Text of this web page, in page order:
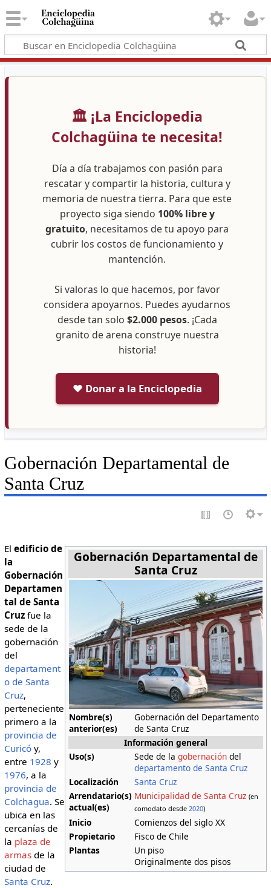
🏛️ ¡La Enciclopedia
Colchagüina te necesita!
Día a día trabajamos con pasión para
rescatar y compartir la historia, cultura y
memoria de nuestra tierra. Para que este
proyecto siga siendo 100% libre y
gratuito, necesitamos de tu apoyo para
cubrir los costos de funcionamiento y
mantención.
Si valoras lo que hacemos, por favor
considera apoyarnos. Puedes ayudarnos
desde tan solo $2.000 pesos. ¡Cada
granito de arena construye nuestra
historia!
❤️ Donar a la Enciclopedia
Gobernación Departamental de
Santa Cruz
Gobernación Departamental de
Santa Cruz
Nombre(s)
anterior(es)
Gobernación del Departamento
de Santa Cruz
Información general
Uso(s)
Sede de lagobernación del
departamento de Santa Cruz
Localización
Santa Cruz
Arrendatario(s)
actual(es)
Municipalidad de Santa Cruz (en
comodato desde 2020)
Inicio
Comienzos del siglo XX
Propietario
Fisco de Chile
Plantas
Un piso
Originalmente dos pisos
El edificio de
la
Gobernación
Departamen
tal de Santa
Cruzfue la
sede de la
gobernación
del
departament
o de Santa
Cruz,
perteneciente
primero a la
provincia de
Curicóy,
entre 1928 y
1976, a la
provincia de
Colchagua. Se
ubica en las
cercanías de
la plaza de
armasde la
ciudad de
Santa Cruz.